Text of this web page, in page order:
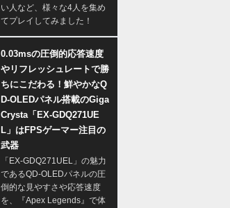
い人など、様々な4人を集め
てプレイしてみました！
0.03msの圧倒的応答速度
やリフレッシュレートで勝
ちにこだわる！鮮やかなQ
D-OLEDパネル搭載のGiga
Crysta「EX-GDQ271UE
L」はFPSゲーマー注目の
武器
「EX-GDQ271UEL」の魅力
であるQD-OLEDパネルの圧
倒的な見やすさや応答速度
を、『Apex Legends』で体